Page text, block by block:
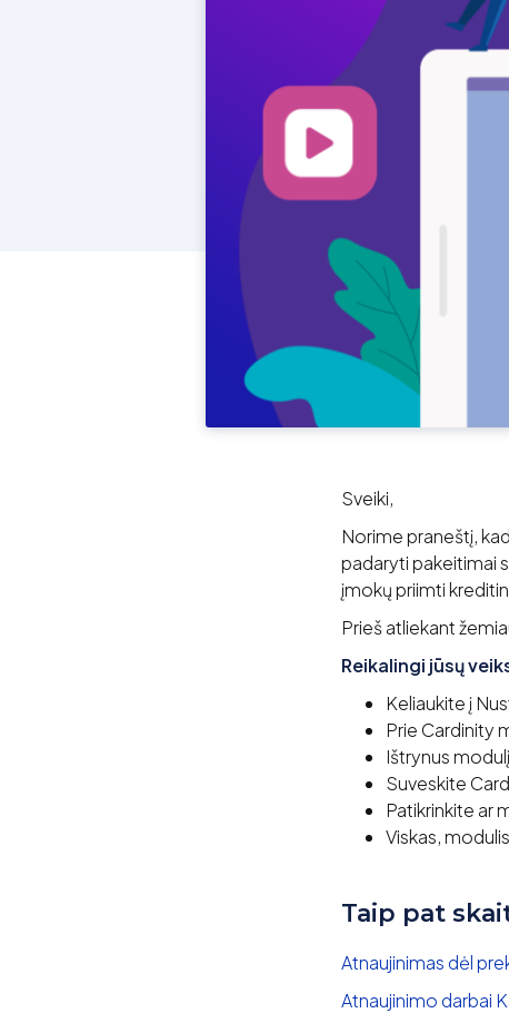
Sveiki,
Norime praneštį,
padaryti pakeitimai
įmokų priimti
Prieš atliekant
Reikalingi jūsų
Keliaukite į
Prie Cardinity
Ištrynus
Suveskite
Patikrinkite ar
Viskas,
Taip pat
Atnaujinimas dėl
Atnaujinimo darbai